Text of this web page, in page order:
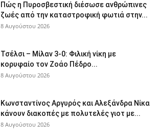
Πώς η Πυροσβεστική διέσωσε ανθρώπινες
ζωές από την καταστροφική φωτιά στην...
8 Αυγούστου 2026
Τσέλσι – Μίλαν 3-0: Φιλική νίκη με
κορυφαίο τον Ζοάο Πέδρο...
8 Αυγούστου 2026
Κωνσταντίνος Αργυρός και Αλεξάνδρα Νίκα
κάνουν διακοπές με πολυτελές γιοτ με...
8 Αυγούστου 2026